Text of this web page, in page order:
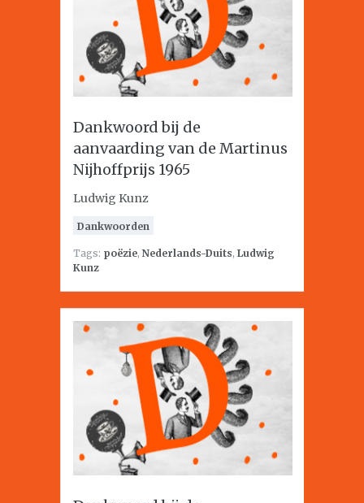
Dankwoord bij de
aanvaarding van de Martinus
Nijhoffprijs 1965
Ludwig Kunz
Dankwoorden
Tags: poëzie, Nederlands-Duits, Ludwig
Kunz